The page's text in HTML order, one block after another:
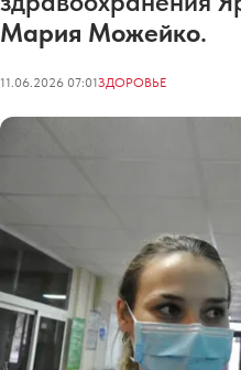
Мария Можейко.
11.06.2026 07:01ЗДОРОВЬЕ